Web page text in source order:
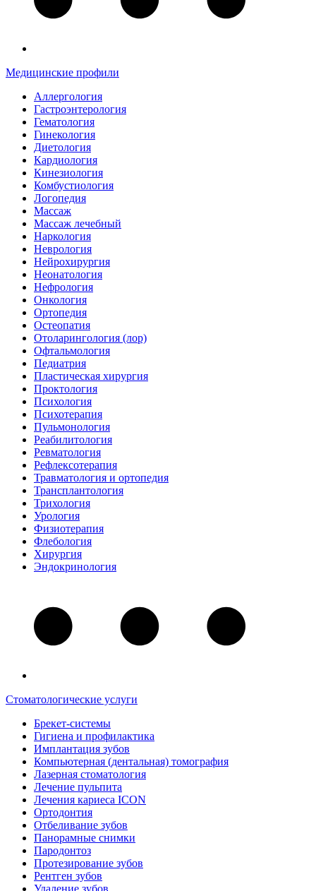
Медицинские профили
Аллергология
Гастроэнтерология
Гематология
Гинекология
Диетология
Кардиология
Кинезиология
Комбустиология
Логопедия
Массаж
Массаж лечебный
Наркология
Неврология
Нейрохирургия
Неонатология
Нефрология
Онкология
Ортопедия
Остеопатия
Отоларингология (лор)
Офтальмология
Педиатрия
Пластическая хирургия
Проктология
Психология
Психотерапия
Пульмонология
Реабилитология
Ревматология
Рефлексотерапия
Травматология и ортопедия
Трансплантология
Трихология
Урология
Физиотерапия
Флебология
Хирургия
Эндокринология
Стоматологические услуги
Брекет-системы
Гигиена и профилактика
Имплантация зубов
Компьютерная (дентальная) томография
Лазерная стоматология
Лечение пульпита
Лечения кариеса ICON
Ортодонтия
Отбеливание зубов
Панорамные снимки
Пародонтоз
Протезирование зубов
Рентген зубов
Удаление зубов